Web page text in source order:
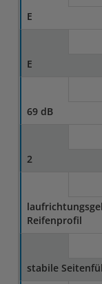
E
E
69 dB
2
Reifenprofil
stabile